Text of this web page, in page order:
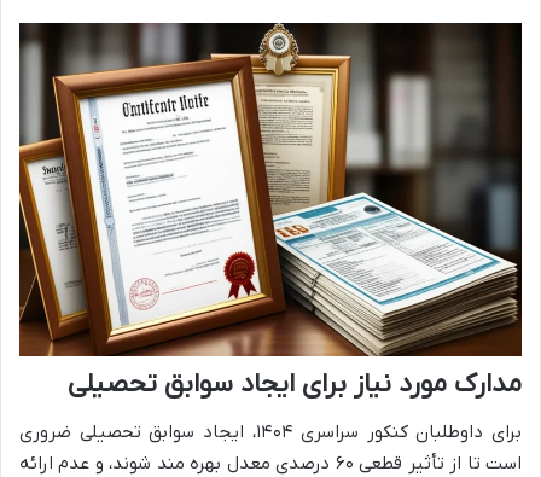
مدارک مورد نیاز برای ایجاد سوابق تحصیلی
برای داوطلبان کنکور سراسری ۱۴۰۴، ایجاد سوابق تحصیلی ضروری
است تا از تأثیر قطعی ۶۰ درصدی معدل بهره مند شوند، و عدم ارائه